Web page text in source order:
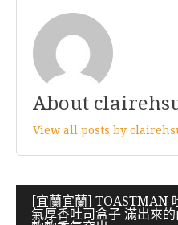
About
View all posts by
文[宜蘭宜蘭] TOASTMAN
氣厚香吐司盒子 滿出來